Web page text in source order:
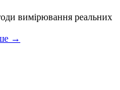
вимірювання реальних
→